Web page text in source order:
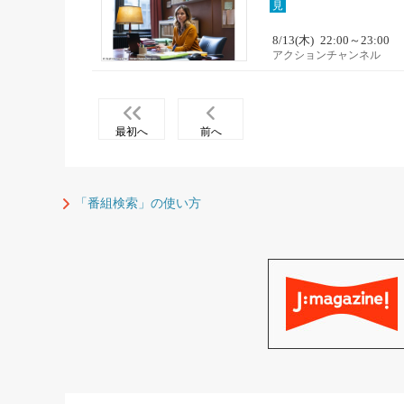
見
8/13(木) 22:00～23:00
アクションチャンネル
最初へ 前へ
「番組検索」の使い方